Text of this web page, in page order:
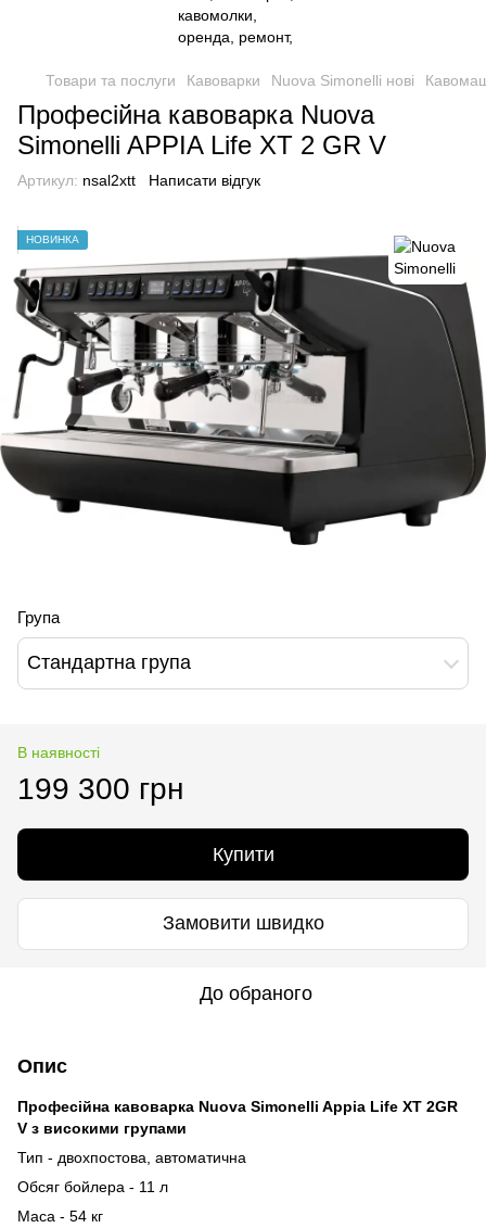
Товари та послуги Кавоварки Nuova Simonelli нові
Професійна кавоварка Nuova
Simonelli APPIA Life XT 2 GR V
Артикул: nsal2xtt Написати відгук
НОВИНКА
Група
Стандартна група
В наявності
199 300 грн
Купити
Замовити швидко
До обраного
Опис
Професійна кавоварка Nuova Simonelli Appia Life XT 2GR
V з високими групами
Тип - двохпостова, автоматична
Обсяг бойлера - 11 л
Маса - 54 кг